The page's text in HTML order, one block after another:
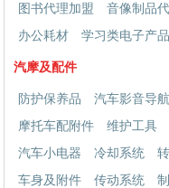
图书代理加盟
音像制品
办公耗材
学习类电子产品
汽摩及配件
防护保养品 汽车影音导航
摩托车配附件
维护工具
汽车小电器
冷却系统
车身及附件
传动系统